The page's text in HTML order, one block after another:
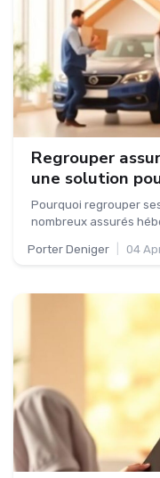
Regrouper
une solution
Pourquoi regrouper
nombreux assurés
Porter Deniger 04